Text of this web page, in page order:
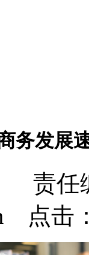
务发展
责
点击